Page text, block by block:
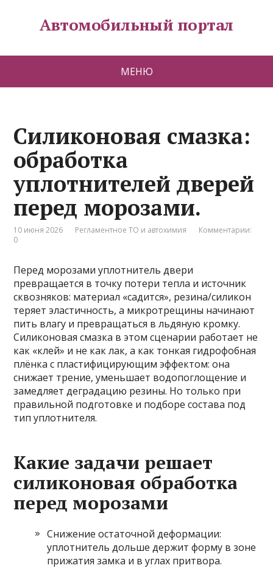
Автомобильный портал
МЕНЮ
Силиконовая смазка:
обработка
уплотнителей дверей
перед морозами.
10 июня 2026 Регламентное ТО и автохимия
Комментарии:
0
Перед морозами уплотнитель двери
превращается в точку потери тепла и источник
сквозняков: материал «садится», резина/силикон
теряет эластичность, а микротрещины начинают
пить влагу и превращаться в льдяную кромку.
Силиконовая смазка в этом сценарии работает не
как «клей» и не как лак, а как тонкая гидрофобная
плёнка с пластифицирующим эффектом: она
снижает трение, уменьшает водопоглощение и
замедляет деградацию резины. Но только при
правильной подготовке и подборе состава под
тип уплотнителя.
Какие задачи решает
силиконовая обработка
перед морозами
Снижение остаточной деформации:
уплотнитель дольше держит форму в зоне
прижатия замка и в углах притвора.